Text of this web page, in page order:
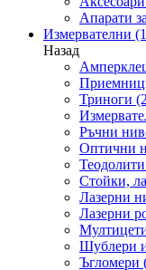
Апарати
Измервателни
Назад
Триноги
Ръчни
Оптични
Теодолити
Стойки,
Лазерни
Лазерни
Шублери
Ъгломери